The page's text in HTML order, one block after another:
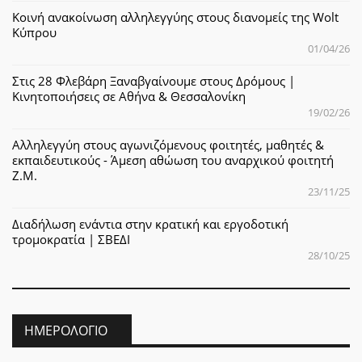
Κοινή ανακοίνωση αλληλεγγύης στους διανομείς της Wolt
Κύπρου
01/04/26
Στις 28 Φλεβάρη Ξαναβγαίνουμε στους Δρόμους |
Κινητοποιήσεις σε Αθήνα & Θεσσαλονίκη
19/02/26
Αλληλεγγύη στους αγωνιζόμενους φοιτητές, μαθητές &
εκπαιδευτικούς - Άμεση αθώωση του αναρχικού φοιτητή
Ζ.Μ.
23/11/25
Διαδήλωση ενάντια στην κρατική και εργοδοτική
τρομοκρατία | ΣΒΕΔΙ
28/10/25
ΗΜΕΡΟΛΌΓΙΟ